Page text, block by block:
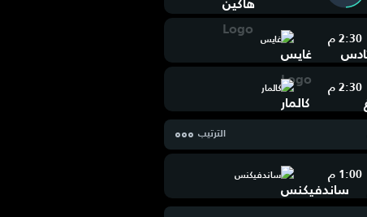
2:30 م غايس
2:30 م كالمار
الترتيب
1:00 م ساندفيكنس